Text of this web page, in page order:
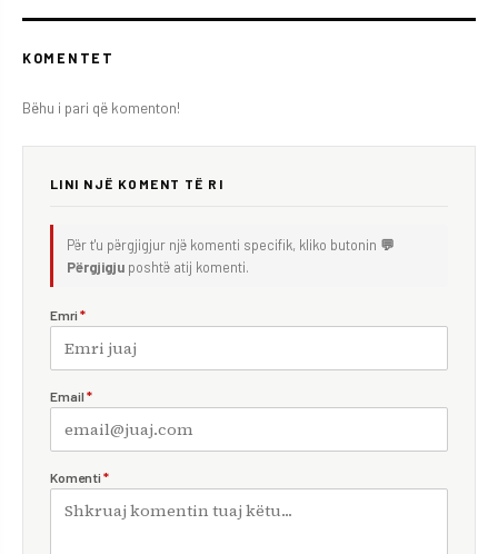
KOMENTET
Bëhu i pari që komenton!
LINI NJË KOMENT TË RI
Për t'u përgjigjur një komenti specifik, kliko butonin 💬
Përgjigju poshtë atij komenti.
Emri *
Email *
Komenti *